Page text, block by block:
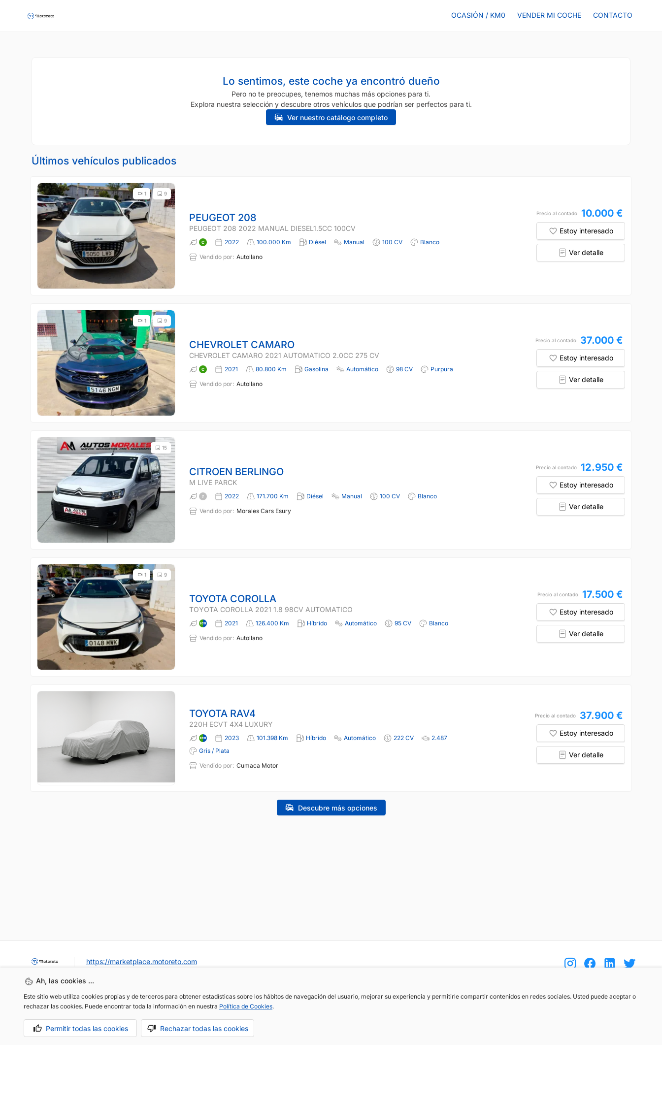
OCASIÓN / KM0 VENDER MI COCHE CONTACTO
Lo sentimos, este coche ya encontró dueño
Pero no te preocupes, tenemos muchas más opciones para ti.
Explora nuestra selección y descubre otros vehículos que podrían ser perfectos para ti.
Ver nuestro catálogo completo
Últimos vehículos publicados
9
1
PEUGEOT 208
PEUGEOT 208 2022 MANUAL DIESEL1.5CC 100CV
2022 100.000 Km Diésel Manual 100 CV
Blanco
Vendido por: Autollano
Precio al contado 10.000 €
Estoy interesado
Ver detalle
9
1
CHEVROLET CAMARO
CHEVROLET CAMARO 2021 AUTOMATICO 2.0CC 275 CV
2021 80.800 Km Gasolina Automático 98 CV
Purpura
Vendido por: Autollano
Precio al contado 37.000 €
Estoy interesado
Ver detalle
15
CITROEN BERLINGO
M LIVE PARCK
2022 171.700 Km Diésel Manual 100 CV
Blanco
Vendido por: Morales Cars Esury
Precio al contado 12.950 €
Estoy interesado
Ver detalle
9
1
TOYOTA COROLLA
TOYOTA COROLLA 2021 1.8 98CV AUTOMATICO
2021 126.400 Km Híbrido Automático 95 CV
Blanco
Vendido por: Autollano
Precio al contado 17.500 €
Estoy interesado
Ver detalle
TOYOTA RAV4
220H ECVT 4X4 LUXURY
2023 101.398 Km Híbrido Automático 222 CV
2.487
Gris / Plata
Vendido por: Cumaca Motor
Precio al contado 37.900 €
Estoy interesado
Ver detalle
Descubre más opciones
Ah, las cookies ...
Este sitio web utiliza cookies propias y de terceros para obtener estadísticas sobre los hábitos de navegación del usuario, mejorar su experiencia y permitirle compartir contenidos en redes sociales. Usted puede aceptar o
rechazar las cookies. Puede encontrar toda la información en nuestra Política de Cookies.
Permitir todas las cookies Rechazar todas las cookies
https://marketplace.motoreto.com